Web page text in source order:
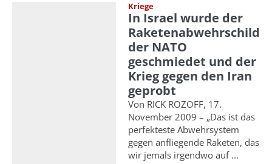
Kriege
In Israel wurde der
Raketenabwehrschild
der NATO
geschmiedet und der
Krieg gegen den Iran
geprobt
Von RICK ROZOFF, 17.
November 2009 – „Das ist das
perfekteste Abwehrsystem
gegen anfliegende Raketen, das
wir jemals irgendwo auf ...